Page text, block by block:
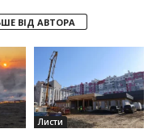
ВІД АВТОРА
Листи